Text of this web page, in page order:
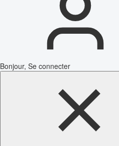
Bonjour, Se connecter